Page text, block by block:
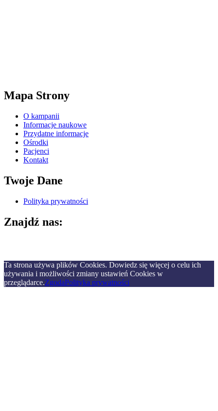
Mapa Strony
O kampanii
Informacje naukowe
Przydatne informacje
Ośrodki
Pacjenci
Kontakt
Twoje Dane
Polityka prywatności
Znajdź nas:
Ta strona używa plików Cookies. Dowiedz się więcej o celu ich
używania i możliwości zmiany ustawień Cookies w
przeglądarce.ZgodaPolityka prywatności